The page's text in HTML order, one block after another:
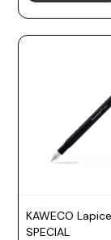
KAWECO
SPECIAL